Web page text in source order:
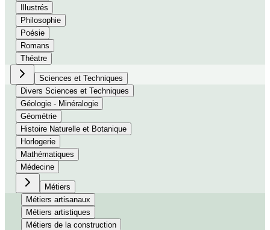
Illustrés
Philosophie
Poésie
Romans
Théatre
Sciences et Techniques
Divers Sciences et Techniques
Géologie - Minéralogie
Géométrie
Histoire Naturelle et Botanique
Horlogerie
Mathématiques
Médecine
Métiers
Métiers artisanaux
Métiers artistiques
Métiers de la construction